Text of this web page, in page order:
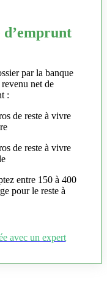
d’emprunt
par la banque
net de
:
de reste à vivre
de reste à vivre
entre 150 à 400
pour le reste à
avec un expert